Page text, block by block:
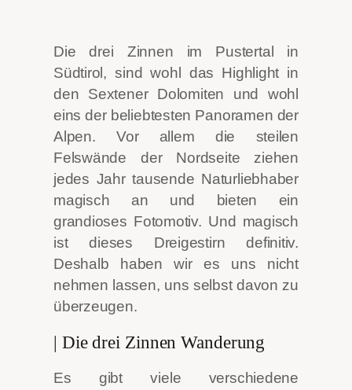
Die drei Zinnen im Pustertal in
Südtirol, sind wohl das Highlight in
den Sextener Dolomiten und wohl
eins der beliebtesten Panoramen der
Alpen. Vor allem die steilen
Felswände der Nordseite ziehen
jedes Jahr tausende Naturliebhaber
magisch an und bieten ein
grandioses Fotomotiv. Und magisch
ist dieses Dreigestirn definitiv.
Deshalb haben wir es uns nicht
nehmen lassen, uns selbst davon zu
überzeugen.
| Die drei Zinnen Wanderung
Es gibt viele verschiedene